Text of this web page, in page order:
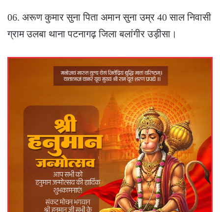
06. अरूण कुमार सुना पिता अमान सुना उम्र 40 साल निवासी
ग्राम उलबा थाना पटनागढ़ जिला बलांगीर उड़ीसा।